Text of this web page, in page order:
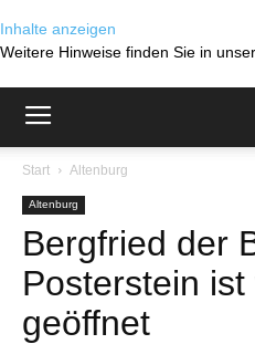
Inhalte anzeigen
Weitere Hinweise finden Sie in
Start Altenburg
Altenburg
Bergfried der
Posterstein
geöffnet